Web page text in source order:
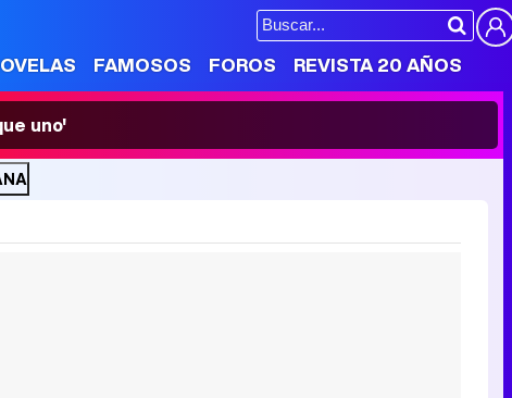
FAMOSOS FOROS REVISTA 20 AÑOS
uno'